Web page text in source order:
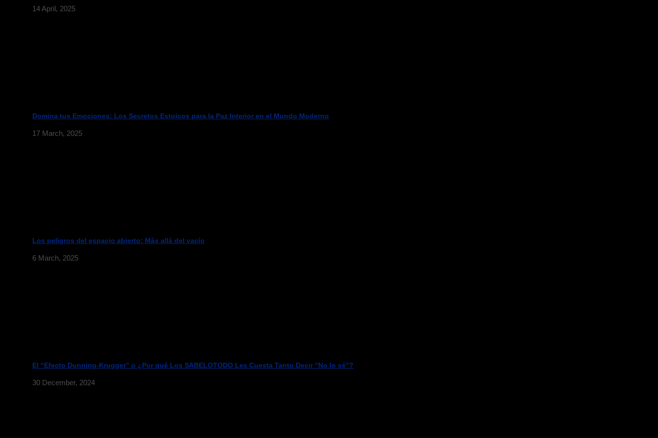
14 April, 2025
Domina tus Emociones: Los Secretos Estoicos para la Paz Interior en el Mundo Moderno
17 March, 2025
Los peligros del espacio abierto: Más allá del vacío
6 March, 2025
El “Efecto Dunning-Krugger” o ¿Por qué Los SABELOTODO Les Cuesta Tanto Decir “No lo sé”?
30 December, 2024